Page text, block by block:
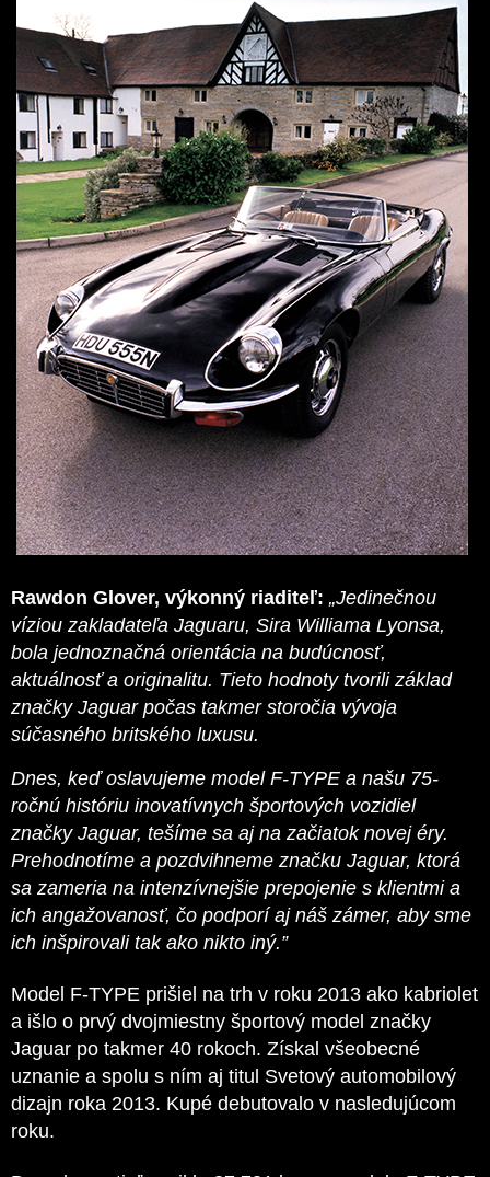
Rawdon Glover, výkonný riaditeľ: „Jedinečnou
víziou zakladateľa Jaguaru, Sira Williama Lyonsa,
bola jednoznačná orientácia na budúcnosť,
aktuálnosť a originalitu. Tieto hodnoty tvorili základ
značky Jaguar počas takmer storočia vývoja
súčasného britského luxusu.
Dnes, keď oslavujeme model F-TYPE a našu 75-
ročnú históriu inovatívnych športových vozidiel
značky Jaguar, tešíme sa aj na začiatok novej éry.
Prehodnotíme a pozdvihneme značku Jaguar, ktorá
sa zameria na intenzívnejšie prepojenie s klientmi a
ich angažovanosť, čo podporí aj náš zámer, aby sme
ich inšpirovali tak ako nikto iný.”
Model F-TYPE prišiel na trh v roku 2013 ako kabriolet
a išlo o prvý dvojmiestny športový model značky
Jaguar po takmer 40 rokoch. Získal všeobecné
uznanie a spolu s ním aj titul Svetový automobilový
dizajn roka 2013. Kupé debutovalo v nasledujúcom
roku.